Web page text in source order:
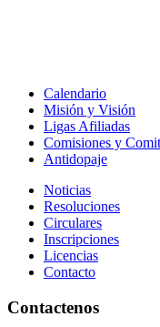
Calendario
Misión y Visión
Ligas Afiliadas
Comisiones y
Antidopaje
Noticias
Resoluciones
Circulares
Inscripciones
Licencias
Contacto
Contactenos